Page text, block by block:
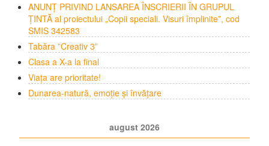
ANUNȚ PRIVIND LANSAREA ÎNSCRIERII ÎN GRUPUL
ȚINTĂ al proiectului „Copii speciali. Visuri împlinite”, cod
SMIS 342583
Tabăra ”Creativ 3”
Clasa a X-a la final
Viața are prioritate!
Dunarea-natură, emoție și învățare
august 2026